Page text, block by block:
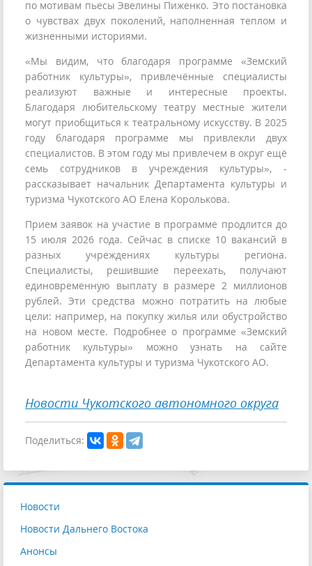
по мотивам пьесы Эвелины Пиженко. Это постановка
о чувствах двух поколений, наполненная теплом и
жизненными историями.
«Мы видим, что благодаря программе «Земский
работник культуры», привлечённые специалисты
реализуют важные и интересные проекты.
Благодаря любительскому театру местные жители
могут приобщиться к театральному искусству. В 2025
году благодаря программе мы привлекли двух
специалистов. В этом году мы привлечем в округ ещё
семь сотрудников в учреждения культуры», -
рассказывает начальник Департамента культуры и
туризма Чукотского АО Елена Королькова.
Прием заявок на участие в программе продлится до
15 июля 2026 года. Сейчас в списке 10 вакансий в
разных учреждениях культуры региона.
Специалисты, решившие переехать, получают
единовременную выплату в размере 2 миллионов
рублей. Эти средства можно потратить на любые
цели: например, на покупку жилья или обустройство
на новом месте. Подробнее о программе «Земский
работник культуры» можно узнать на сайте
Департамента культуры и туризма Чукотского АО.
Новости Чукотского автономного округа
Поделиться:
Новости
Новости Дальнего Востока
Анонсы